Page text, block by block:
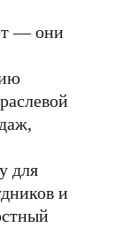
— они
для
и